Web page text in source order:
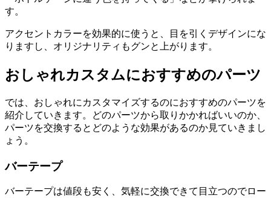
す。
アクセントカラーを効果的に使うと、目を引くデザインにな
りますし、オリジナリティもグンと上がります。
おしゃれカスタムにおすすめのパーツ
では、おしゃれにカスタマイズするのにおすすめのパーツを
紹介していきます。どのパーツから取りかかればいいのか、
パーツを交換するとどのような効果があるのか見ていきまし
ょう。
バーテープ
バーテープは値段も安く、気軽に交換できて目立つのでロー